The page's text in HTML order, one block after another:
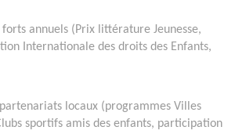
annuels (Prix littérature Jeunesse,
Internationale des droits des Enfants,
locaux (programmes Villes
sportifs amis des enfants, participation